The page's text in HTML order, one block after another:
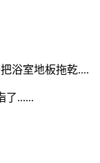
浴室地板拖乾....
了......